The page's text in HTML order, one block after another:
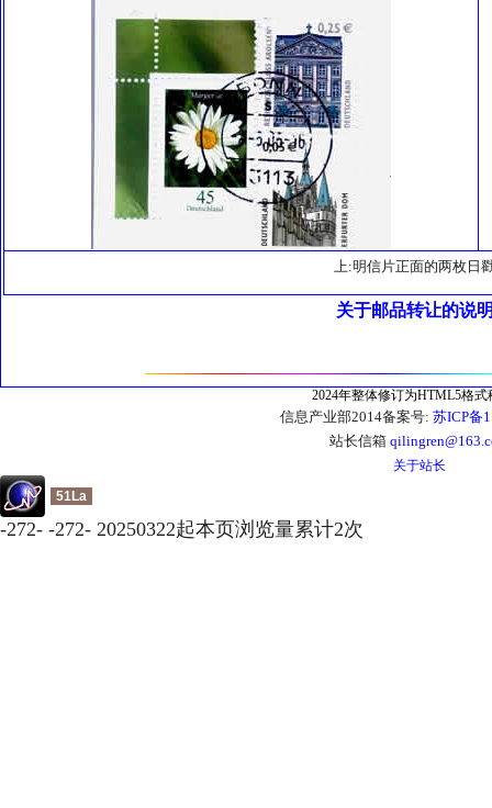
上:明信片正面的两枚日
关于邮品转让的说
2024年整体修订为HTML5格式
信息产业部2014备案号: 苏ICP备
站长信箱
关于站长
51La
-272- -272- 20250322起本页浏览量累计2次